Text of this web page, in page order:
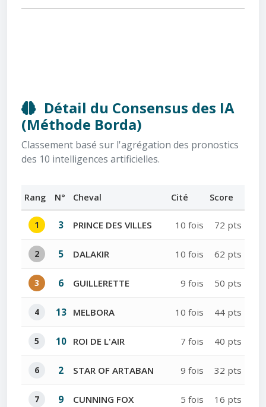
Détail du Consensus des IA
(Méthode Borda)
Classement basé sur l'agrégation des pronostics
des 10 intelligences artificielles.
Rang N° Cheval Cité Score
1 3 PRINCE DES VILLES 10 fois 72 pts
2 5 DALAKIR 10 fois 62 pts
3 6 GUILLERETTE 9 fois 50 pts
4 13 MELBORA 10 fois 44 pts
5 10 ROI DE L'AIR 7 fois 40 pts
6 2 STAR OF ARTABAN 9 fois 32 pts
7 9 CUNNING FOX 5 fois 16 pts